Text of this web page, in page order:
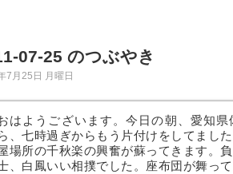
07-25 のつぶやき
7月25日 月曜日
はようございます。今日の朝、愛知
、七時過ぎからもう片付けをしてまし
場所の千秋楽の興奮が蘇ってきます。
、白鳳いい相撲でした。座布団が舞っ